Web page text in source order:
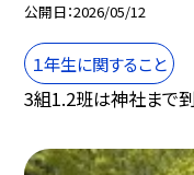
公開日 2026/05/12
１年生に関すること
3組1.2班は神社まで到